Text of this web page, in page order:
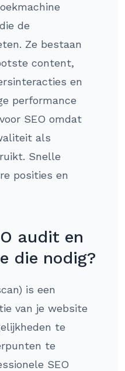
de
Ze bestaan
content,
en
performance
SEO omdat
als
Snelle
posities en
audit en
die nodig?
is een
van je website
te
te
SEO